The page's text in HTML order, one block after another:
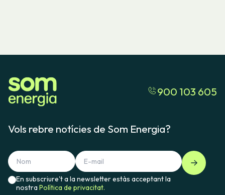
900 103 605
Vols rebre notícies de Som Energia?
En subscriure't a la newsletter estàs acceptant la
nostraPolítica de privacitat.